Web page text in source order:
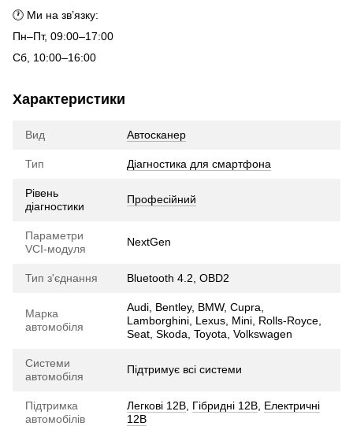
🕐 Ми на зв’язку:
Пн–Пт, 09:00–17:00
Сб, 10:00–16:00
Характеристики
Вид Автосканер
Тип Діагностика для смартфона
Рівень
діагностики
Професійний
Параметри
VCI-модуля
NextGen
Тип з'єднання Bluetooth 4.2, OBD2
Марка
автомобіля
Audi, Bentley, BMW, Cupra,
Lamborghini, Lexus, Mini, Rolls-Royce,
Seat, Skoda, Toyota, Volkswagen
Системи
автомобіля
Підтримує всі системи
Підтримка
автомобілів
Легкові 12В Гібридні 12В Електричні
12В